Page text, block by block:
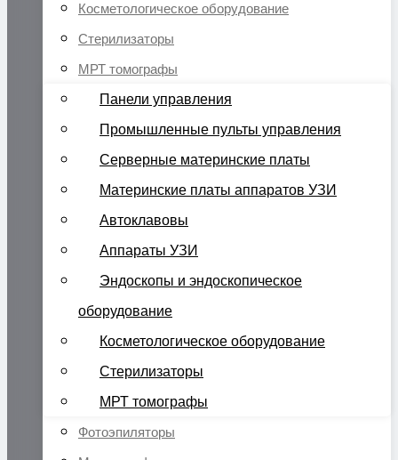
Косметологическое оборудование
Стерилизаторы
МРТ томографы
Панели управления
Промышленные пульты управления
Серверные материнские платы
Материнские платы аппаратов УЗИ
Автоклавовы
Аппараты УЗИ
Эндоскопы и эндоскопическое
оборудование
Косметологическое оборудование
Стерилизаторы
МРТ томографы
Фотоэпиляторы